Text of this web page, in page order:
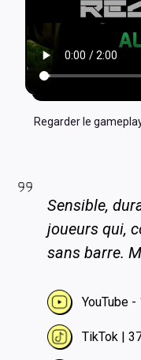
Regarder le
Sensible,
joueurs qui,
sans barre.
YouTube
TikTok |